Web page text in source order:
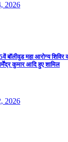
2026
बॉलीवुड महा आरोग्य
कुमार आदि हुए शामिल
2026